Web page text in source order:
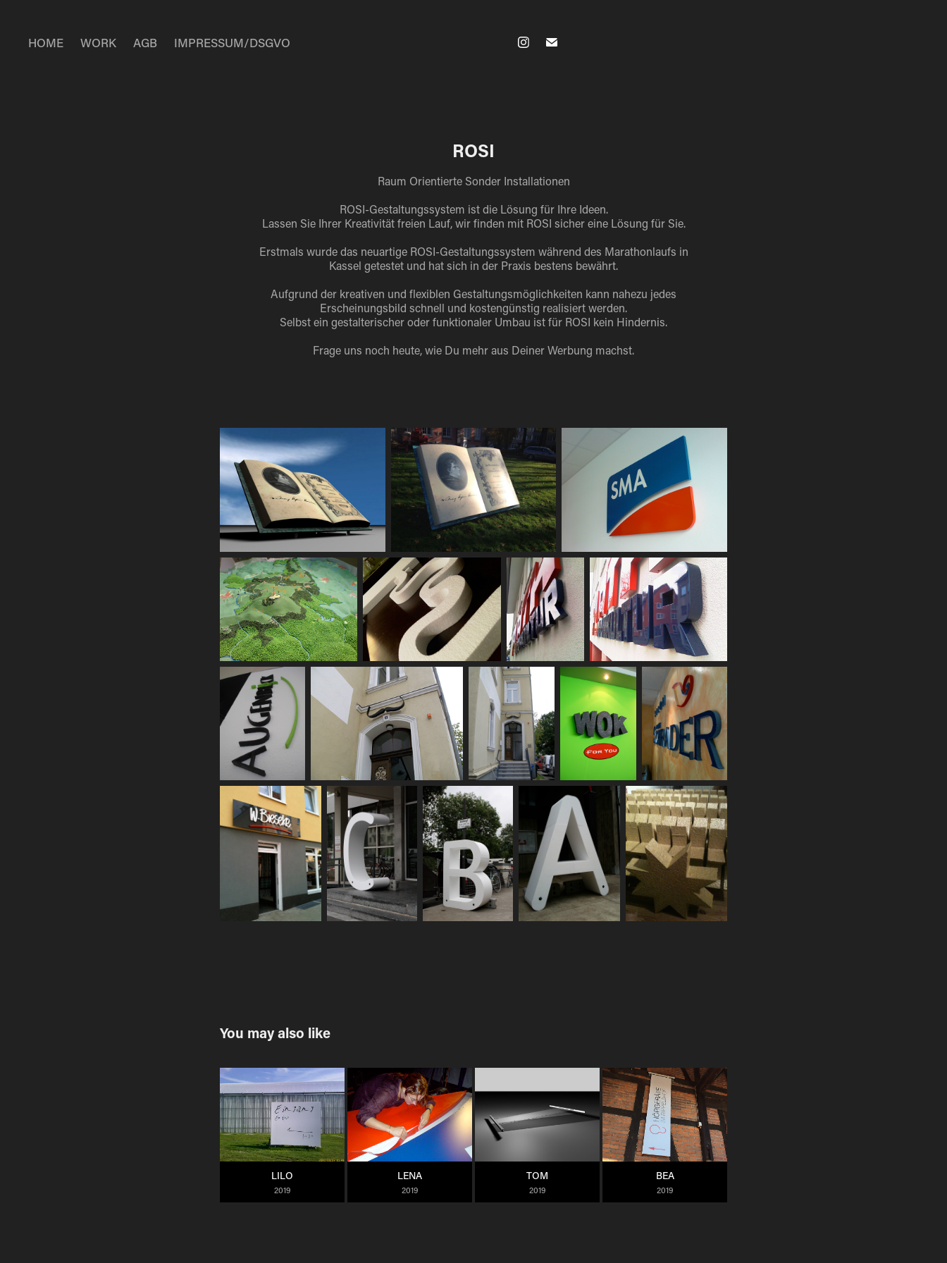
HOME WORK AGB IMPRESSUM/DSGVO
ROSI
Raum Orientierte Sonder Installationen
ROSI-Gestaltungssystem ist die Lösung für Ihre Ideen.
Lassen Sie Ihrer Kreativität freien Lauf, wir finden mit ROSI sicher eine Lösung für Sie.
Erstmals wurde das neuartige ROSI-Gestaltungssystem während des Marathonlaufs in
Kassel getestet und hat sich in der Praxis bestens bewährt.
Aufgrund der kreativen und flexiblen Gestaltungsmöglichkeiten kann nahezu jedes
Erscheinungsbild schnell und kostengünstig realisiert werden.
Selbst ein gestalterischer oder funktionaler Umbau ist für ROSI kein Hindernis.
Frage uns noch heute, wie Du mehr aus Deiner Werbung machst.
You may also like
LILO
2019
LENA
2019
TOM
2019
BEA
2019